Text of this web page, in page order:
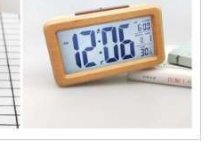
Учителя по случаю
Оригинальный